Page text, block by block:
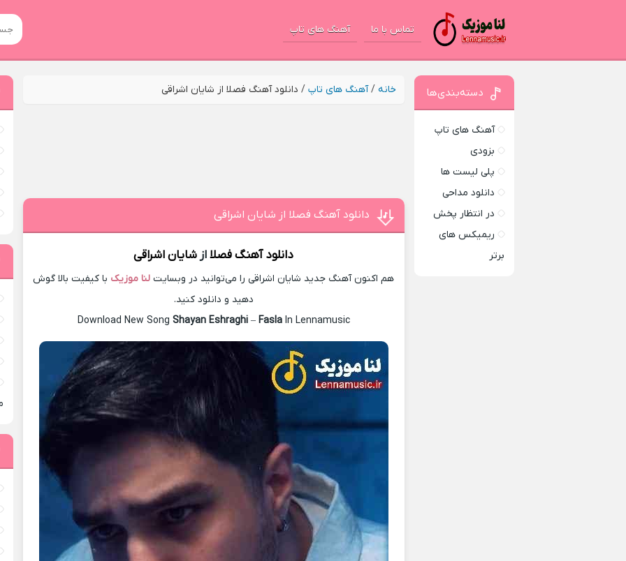
تماس با ما آهنگ های تاپ
خانه /آهنگ های تاپ / دانلود آهنگ فصلا از شایان اشراقی
دانلود آهنگ فصلا از شایان اشراقی
دانلود آهنگ فصلاازشایان اشراقی
هم اکنون آهنگ جدید شایان اشراقی را می‌توانید در وبسایت لنا موزیک با کیفیت بالا گوش
دهید و دانلود کنید.
Download New Song Shayan Eshraghi– FaslaIn Lennamusic
دسته‌بندی‌ها
آهنگ های تاپ
بزودی
پلی لیست ها
دانلود مداحی
در انتظار پخش
ریمیکس های
برتر